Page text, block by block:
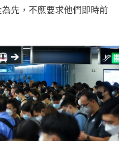
先，不應要求他們即時前